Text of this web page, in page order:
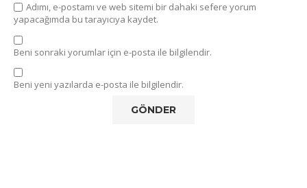
Adımı, e-postamı ve web sitemi bir dahaki sefere yorum
yapacağımda bu tarayıcıya kaydet.
Beni sonraki yorumlar için e-posta ile bilgilendir.
Beni yeni yazılarda e-posta ile bilgilendir.